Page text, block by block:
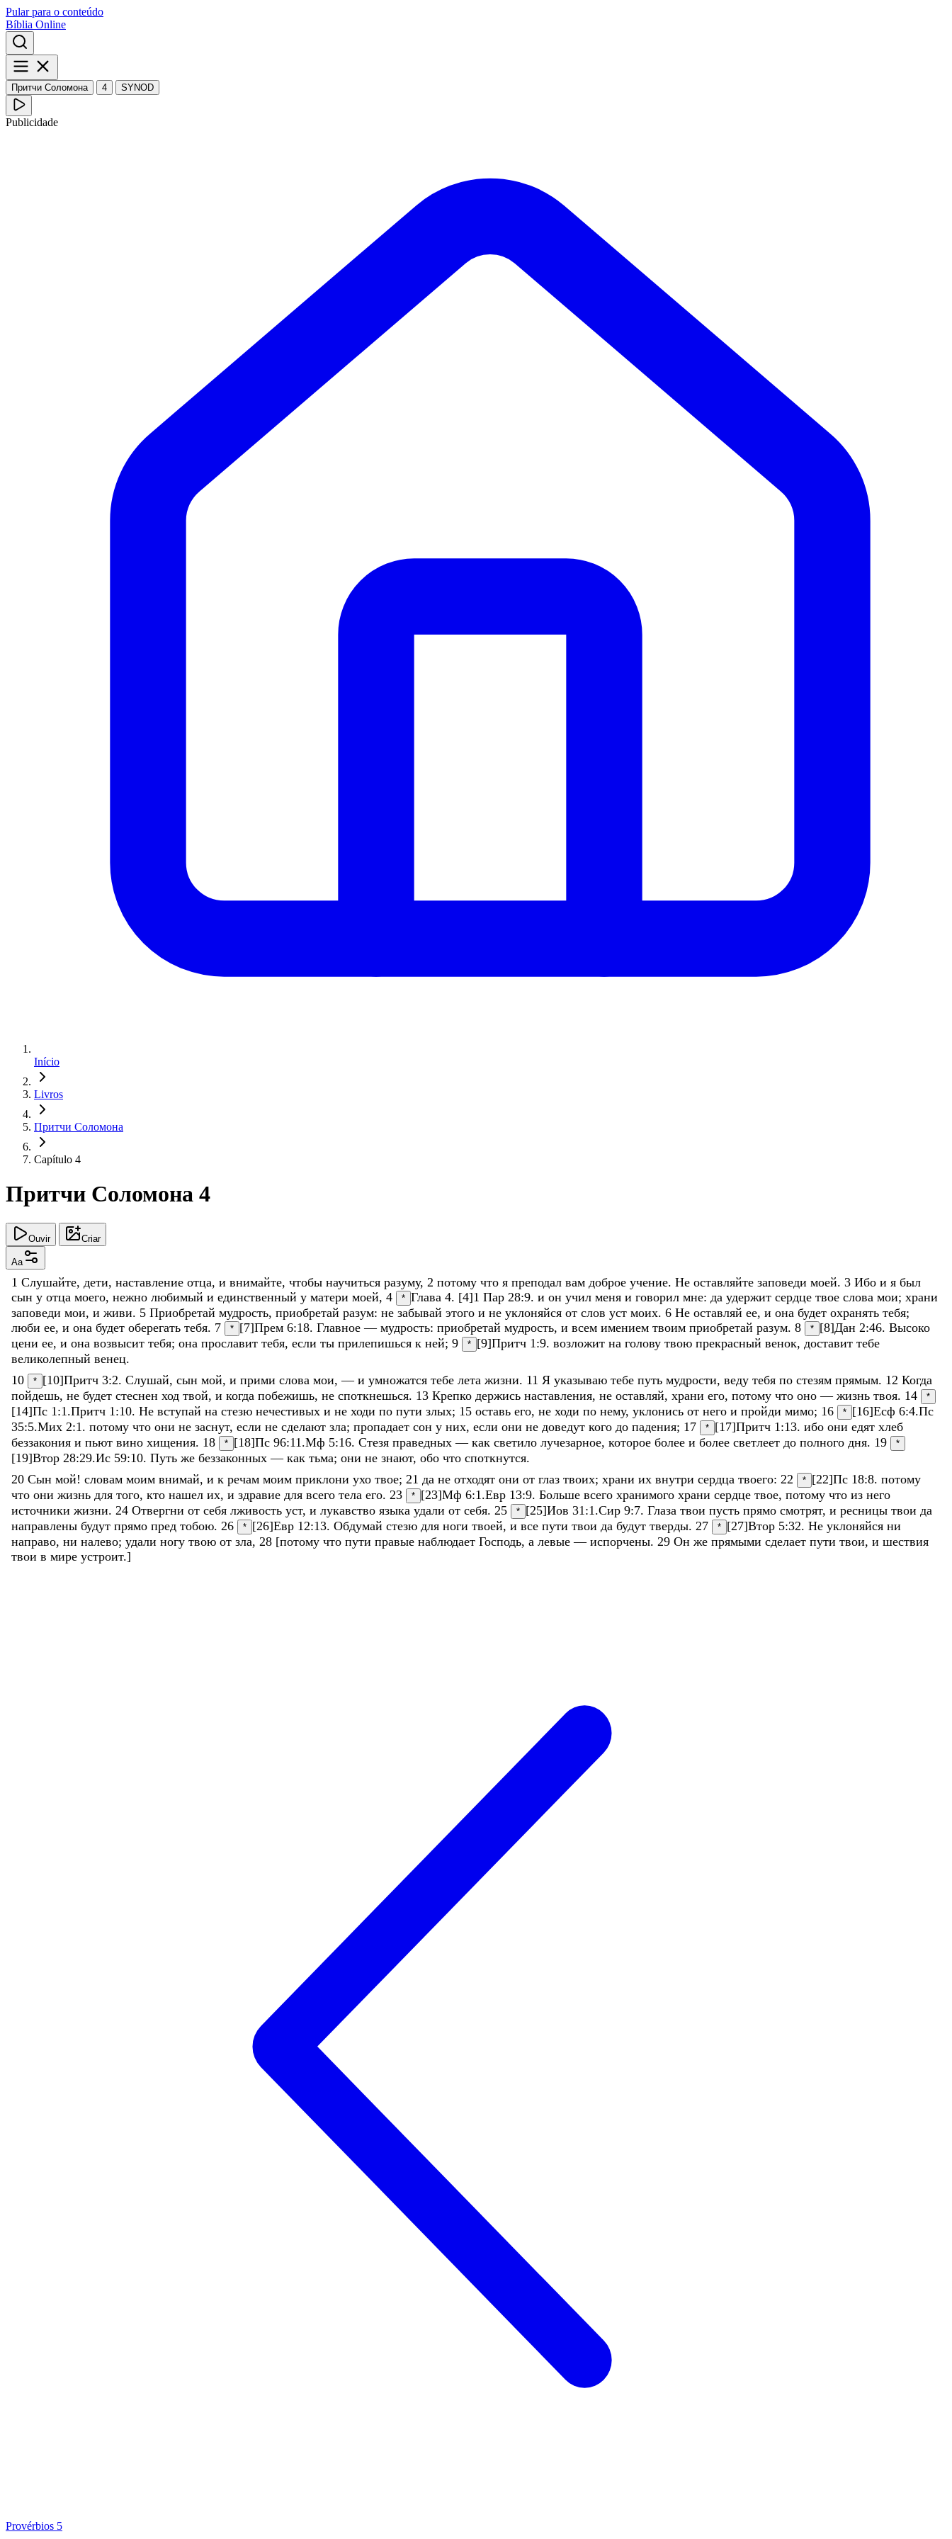
Pular para o conteúdo
Bíblia Online
Притчи Соломона 4 SYNOD
Publicidade
Início
Livros
Притчи Соломона
Capítulo 4
Притчи Соломона 4
Ouvir Criar
Aa
1 Слушайте, дети, наставление отца, и внимайте, чтобы научиться разуму, 2 потому что я преподал вам доброе учение. Не оставляйте заповеди моей. 3 Ибо и я был
сын у отца моего, нежно любимый и единственный у матери моей, 4 * Глава 4. [4]1 Пар 28:9. и он учил меня и говорил мне: да удержит сердце твое слова мои; храни
заповеди мои, и живи. 5 Приобретай мудрость, приобретай разум: не забывай этого и не уклоняйся от слов уст моих. 6 Не оставляй ее, и она будет охранять тебя;
люби ее, и она будет оберегать тебя. 7 * [7]Прем 6:18. Главное— мудрость: приобретай мудрость, и всем имением твоим приобретай разум. 8 * [8]Дан 2:46. Высоко
цени ее, и она возвысит тебя; она прославит тебя, если ты прилепишься к ней; 9 * [9]Притч 1:9. возложит на голову твою прекрасный венок, доставит тебе
великолепный венец.
10
* [10]Притч 3:2. Слушай, сын мой, и прими слова мои,— и умножатся тебе лета жизни. 11 Я указываю тебе путь мудрости, веду тебя по стезям прямым. 12 Когда
пойдешь, не будет стеснен ход твой, и когда побежишь, не споткнешься. 13 Крепко держись наставления, не оставляй, храни его, потому что оно— жизнь твоя. 14 *
[14]Пс 1:1 .Притч 1:10. Не вступай на стезю нечестивых и не ходи по пути злых; 15 оставь его, не ходи по нему, уклонись от него и пройди мимо; 16 * [16]Есф 6:4.Пс
35:5.Мих 2:1 . потому что они не заснут, если не сделают зла; пропадает сон у них, если они не доведут кого до падения; 17 * [17]Притч 1:13. ибо они едят хлеб
беззакония и пьют вино хищения. 18 * [18]Пс 96:11 .Мф 5:16. Стезя праведных— как светило лучезарное, которое более и более светлеет до полного дня. 19 *
[19]Втор 28:29.Ис 59:10. Путь же беззаконных— как тьма; они не знают, обо что споткнутся.
20 Сын мой! словам моим внимай, и к речам моим приклони ухо твое; 21 да не отходят они от глаз твоих; храни их внутри сердца твоего: 22 * [22]Пс 18:8. потому
что они жизнь для того, кто нашел их, и здравие для всего тела его. 23 * [23]Мф 6:1 .Евр 13:9. Больше всего хранимого храни сердце твое, потому что из него
источники жизни. 24 Отвергни от себя лживость уст, и лукавство языка удали от себя. 25 * [25]Иов 31:1 .Сир 9:7. Глаза твои пусть прямо смотрят, и ресницы твои да
направлены будут прямо пред тобою. 26 * [26]Евр 12:13. Обдумай стезю для ноги твоей, и все пути твои да будут тверды. 27 * [27]Втор 5:32. Не уклоняйся ни
направо, ни налево; удали ногу твою от зла, 28 [потому что пути правые наблюдает Господь, а левые— испорчены. 29 Он же прямыми сделает пути твои, и шествия
твои в мире устроит.]
Provérbios 5